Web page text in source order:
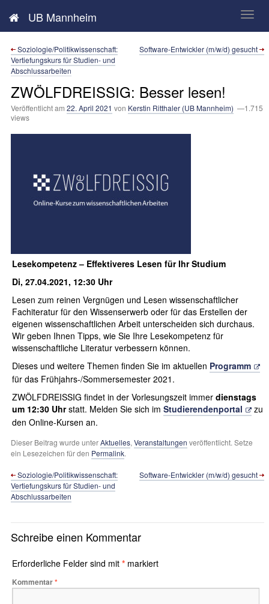
UB Mannheim
Neues aus der UB Mannheim
Soziologie/Politik­wissenschaft:
Vertiefungs­kurs für Studien- und
Abschlussarbeiten
Software-Entwickler (m/w/d) gesucht
ZWÖLFDREISSIG: Besser lesen!
Veröffentlicht am 22. April 2021 von Kerstin Ritthaler (UB Mannheim) —1.715
views
Lesekompetenz – Effektiveres Lesen für Ihr Studium
Di, 27.04.2021, 12:30 Uhr
Lesen zum reinen Vergnügen und Lesen wissenschaftlicher
Fachiteratur für den Wissenserwerb oder für das Erstellen der
eigenen wissenschaftlichen Arbeit unterscheiden sich durchaus.
Wir geben Ihnen Tipps, wie Sie Ihre Lesekompetenz für
wissenschaftliche Literatur verbessern können.
Dieses und weitere Themen finden Sie im aktuellen Programm
für das Frühjahrs-/Sommersemester 2021.
ZWÖLFDREISSIG findet in der Vorlesungszeit immer dienstags
um 12:30 Uhrstatt. Melden Sie sich im Studierendenportal
zu
den Online-Kursen an.
Dieser Beitrag wurde unterAktuelles, Veranstaltungen veröffentlicht. Setze
ein Lesezeichen für den Permalink.
Soziologie/Politik­wissenschaft:
Vertiefungs­kurs für Studien- und
Abschlussarbeiten
Software-Entwickler (m/w/d) gesucht
Schreibe einen Kommentar
Erforderliche Felder sind mit * markiert
Kommentar*